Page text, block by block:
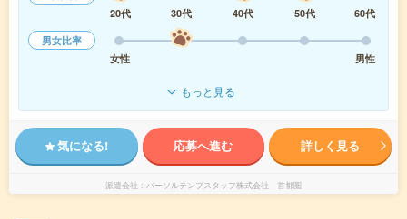
20代
30代 40代 50代
60代
男女比率
女性
男性
もっと見る
気になる! 応募へ進む 詳しく見る
派遣会社 パーソルテンプスタッフ株式会社 首都圏